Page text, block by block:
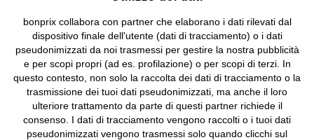
bonprix collabora con partner che elaborano i dati rilevati dal
dispositivo finale dell'utente (dati di tracciamento) o i dati
pseudonimizzati da noi trasmessi per gestire la nostra pubblicità
e per scopi propri (ad es. profilazione) o per scopi di terzi. In
questo contesto, non solo la raccolta dei dati di tracciamento o la
trasmissione dei tuoi dati pseudonimizzati, ma anche il loro
ulteriore trattamento da parte di questi partner richiede il
consenso. I dati di tracciamento vengono raccolti o i tuoi dati
pseudonimizzati vengono trasmessi solo quando clicchi sul